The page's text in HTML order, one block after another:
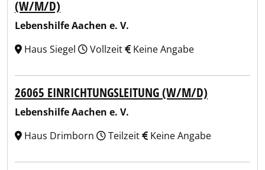
(W/M/D)
Lebenshilfe Aachen e. V.
Haus Siegel
Vollzeit Keine Angabe
26065 EINRICHTUNGSLEITUNG (W/M/D)
Lebenshilfe Aachen e. V.
Haus Drimborn
Teilzeit Keine Angabe